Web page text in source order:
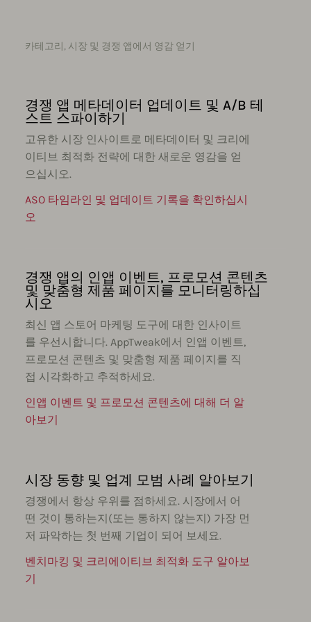
카테고리, 시장 및 경쟁 앱에서 영감 얻기
경쟁 앱 메타데이터 업데이트 및 A/B 테
스트 스파이하기
고유한 시장 인사이트로 메타데이터 및 크리에
이티브 최적화 전략에 대한 새로운 영감을 얻
으십시오.
ASO 타임라인 및 업데이트 기록을 확인하십시
오
경쟁 앱의 인앱 이벤트, 프로모션 콘텐츠
및 맞춤형 제품 페이지를 모니터링하십
시오
최신 앱 스토어 마케팅 도구에 대한 인사이트
를 우선시합니다. AppTweak에서 인앱 이벤트,
프로모션 콘텐츠 및 맞춤형 제품 페이지를 직
접 시각화하고 추적하세요.
인앱 이벤트 및 프로모션 콘텐츠에 대해 더 알
아보기
시장 동향 및 업계 모범 사례 알아보기
경쟁에서 항상 우위를 점하세요. 시장에서 어
떤 것이 통하는지(또는 통하지 않는지) 가장 먼
저 파악하는 첫 번째 기업이 되어 보세요.
벤치마킹 및 크리에이티브 최적화 도구 알아보
기